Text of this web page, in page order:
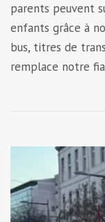
parents peuvent
enfants grâce à
bus, titres de
remplace notre